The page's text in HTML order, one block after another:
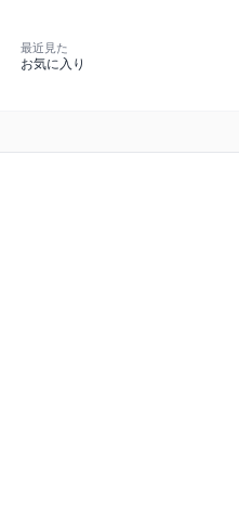
最近見た
お気に入り